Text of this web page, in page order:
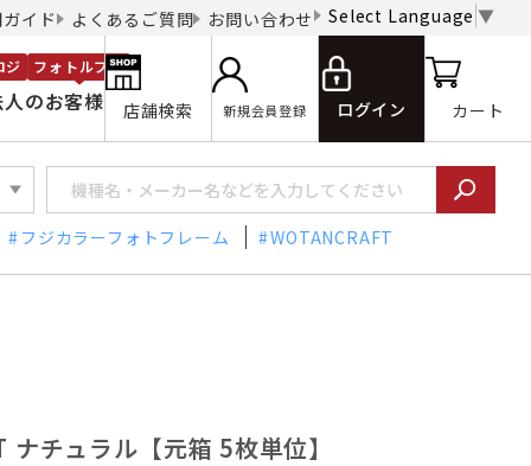
イド よくあるご質問 お問い合わせ Select Language ▼
のお客様
ジ フォトルプロ
店舗検索 新規会員登録 ログイン カート
フジカラーフォトフレーム WOTANCRAFT
チュラル【元箱 5枚単位】